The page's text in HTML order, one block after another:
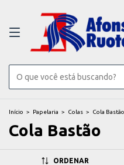
Início > Papelaria > Colas > Cola Bastão
Cola Bastão
ORDENAR